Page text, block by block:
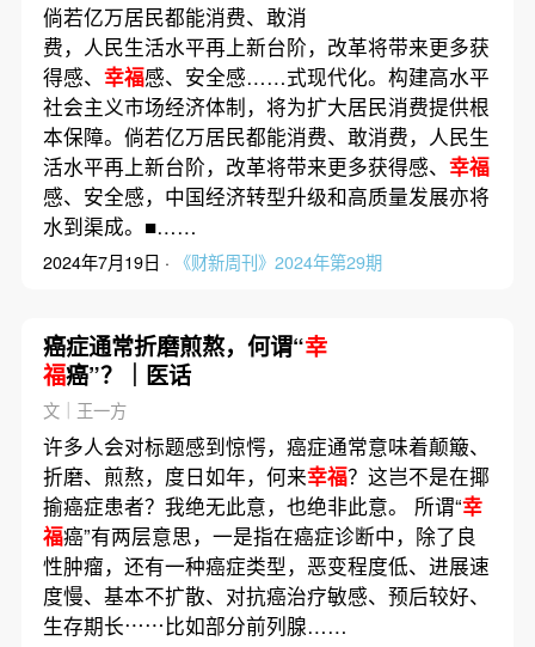
倘若亿万居民都能消费、敢消
费，人民生活水平再上新台阶，改革将带来更多获
得感、 幸福感、安全感……式现代化。构建高水平
社会主义市场经济体制，将为扩大居民消费提供根
本保障。倘若亿万居民都能消费、敢消费，人民生
活水平再上新台阶，改革将带来更多获得感、 幸福
感、安全感，中国经济转型升级和高质量发展亦将
水到渠成。■……
2024年7月19日 · 《财新周刊》2024年第29期
癌症通常折磨煎熬，何谓“幸
福癌”？｜医话
文｜王一方
许多人会对标题感到惊愕，癌症通常意味着颠簸、
折磨、煎熬，度日如年，何来幸福？这岂不是在揶
揄癌症患者？我绝无此意，也绝非此意。 所谓“幸
福癌”有两层意思，一是指在癌症诊断中，除了良
性肿瘤，还有一种癌症类型，恶变程度低、进展速
度慢、基本不扩散、对抗癌治疗敏感、预后较好、
生存期长⋯⋯比如部分前列腺……